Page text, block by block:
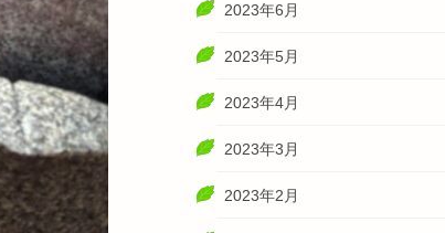
2023年6月
2023年5月
2023年4月
2023年3月
2023年2月